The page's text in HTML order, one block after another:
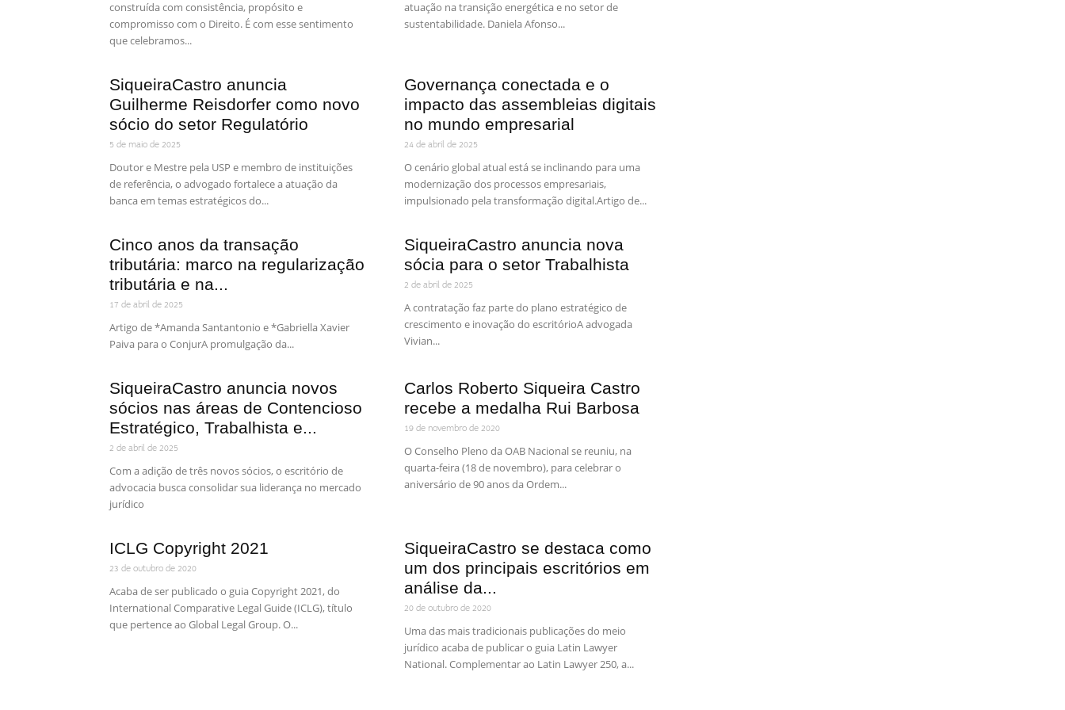
Terceiro Setor
Tributário Turismo, Esportes e Entretenimento
construída com consistência, propósito e
compromisso com o Direito. É com esse sentimento
que celebramos...
atuação na transição energética e no setor de
sustentabilidade. Daniela Afonso...
SiqueiraCastro anuncia
Guilherme Reisdorfer como novo
sócio do setor Regulatório
5 de maio de 2025
Doutor e Mestre pela USP e membro de instituições
de referência, o advogado fortalece a atuação da
banca em temas estratégicos do...
Governança conectada e o
impacto das assembleias digitais
no mundo empresarial
24 de abril de 2025
O cenário global atual está se inclinando para uma
modernização dos processos empresariais,
impulsionado pela transformação digital.Artigo de...
Cinco anos da transação
tributária: marco na regularização
tributária e na...
17 de abril de 2025
Artigo de *Amanda Santantonio e *Gabriella Xavier
Paiva para o ConjurA promulgação da...
SiqueiraCastro anuncia nova
sócia para o setor Trabalhista
2 de abril de 2025
A contratação faz parte do plano estratégico de
crescimento e inovação do escritórioA advogada
Vivian...
SiqueiraCastro anuncia novos
sócios nas áreas de Contencioso
Estratégico, Trabalhista e...
2 de abril de 2025
Com a adição de três novos sócios, o escritório de
advocacia busca consolidar sua liderança no mercado
jurídico
Carlos Roberto Siqueira Castro
recebe a medalha Rui Barbosa
19 de novembro de 2020
O Conselho Pleno da OAB Nacional se reuniu, na
quarta-feira (18 de novembro), para celebrar o
aniversário de 90 anos da Ordem...
ICLG Copyright 2021
23 de outubro de 2020
Acaba de ser publicado o guia Copyright 2021, do
International Comparative Legal Guide (ICLG), título
que pertence ao Global Legal Group. O...
SiqueiraCastro se destaca como
um dos principais escritórios em
análise da...
20 de outubro de 2020
Uma das mais tradicionais publicações do meio
jurídico acaba de publicar o guia Latin Lawyer
National. Complementar ao Latin Lawyer 250, a...